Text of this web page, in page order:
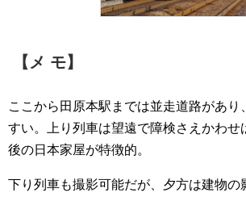
【メ モ】
ここから田原本駅までは並走道路があり
すい。上り列車は望遠で障検さえかわせ
後の日本家屋が特徴的。
下り列車も撮影可能だが、夕方は建物の